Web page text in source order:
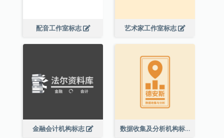
配音工作室标志 艺术家工作室标志
金融会计机构标志 数据收集及分析机构标志